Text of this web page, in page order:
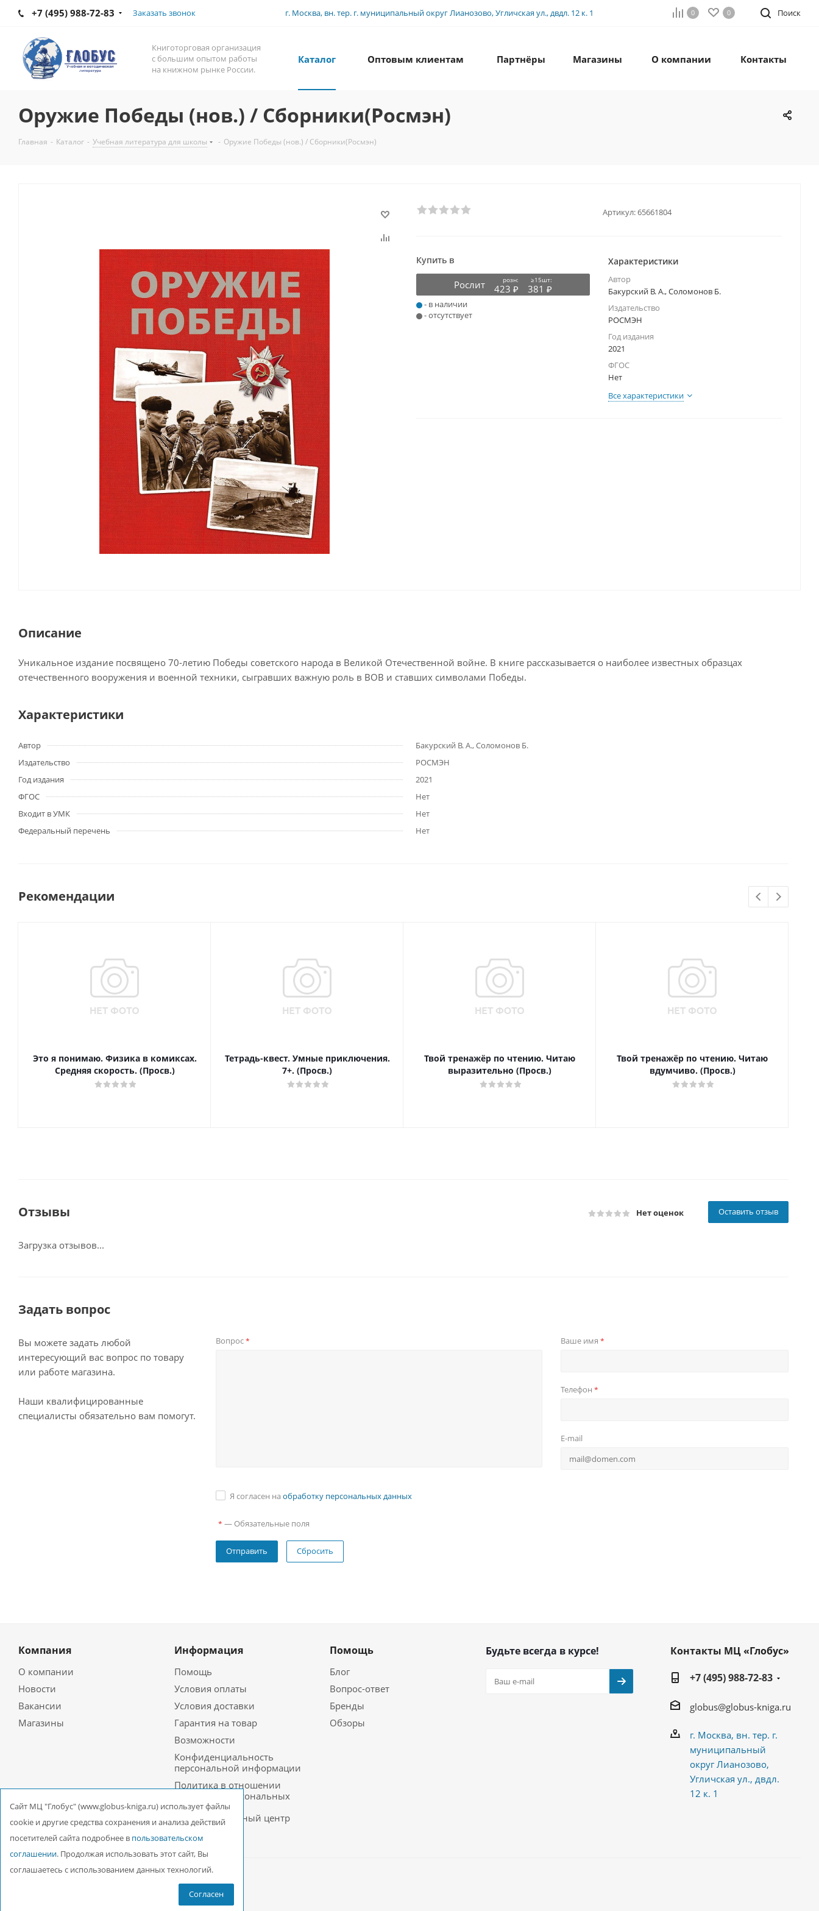
+7 (495) 988-72-83 Заказать звонок г. Москва, вн. тер. г. муниципальный округ Лианозово, Угличская ул., двдл. 12 к. 1 Поиск
0 0
Книготорговая организация
с большим опытом работы
на книжном рынке России.
Каталог Оптовым клиентам Партнёры Магазины О компании Контакты
Оружие Победы (нов.) / Сборники(Росмэн)
Главная - Каталог - Учебная литература для школы - Оружие Победы (нов.) / Сборники(Росмэн)
Артикул:65661804
Купить в
Рослит розн: ≥15шт:
423 ₽ 381 ₽
- в наличии
- отсутствует
Характеристики
Автор
Бакурский В. А., Соломонов Б.
Издательство
РОСМЭН
Год издания
2021
ФГОС
Нет
Все характеристики
Описание
Уникальное издание посвящено 70-летию Победы советского народа в Великой Отечественной войне. В книге рассказывается о наиболее известных образцах
отечественного вооружения и военной техники, сыгравших важную роль в ВОВ и ставших символами Победы.
Характеристики
Автор
Бакурский В. А., Соломонов Б.
Издательство
РОСМЭН
Год издания
2021
ФГОС
Нет
Входит в УМК
Нет
Федеральный перечень
Нет
Рекомендации
Это я понимаю. Физика в комиксах.
Средняя скорость. (Просв.)
Тетрадь-квест. Умные приключения.
7+. (Просв.)
Твой тренажёр по чтению. Читаю
выразительно (Просв.)
Твой тренажёр по чтению. Читаю
вдумчиво. (Просв.)
Отзывы Нет оценок Оставить отзыв
Загрузка отзывов...
Задать вопрос
Вы можете задать любой
интересующий вас вопрос по товару
или работе магазина.
Наши квалифицированные
специалисты обязательно вам помогут.
Вопрос* Ваше имя *
Телефон *
E-mail
Я согласен на обработку персональных данных
* — Обязательные поля
Сбросить
Компания
О компании
Новости
Вакансии
Магазины
Информация
Помощь
Условия оплаты
Условия доставки
Гарантия на товар
Возможности
Конфиденциальность
персональной информации
Политика в отношении
обработки персональных
данных в ООО
Межрегиональный центр
«Глобус»
Помощь
Блог
Вопрос-ответ
Бренды
Обзоры
Будьте всегда в курсе!
Контакты МЦ «Глобус»
+7 (495) 988-72-83
globus@globus-kniga.ru
г. Москва, вн. тер. г.
муниципальный
округ Лианозово,
Угличская ул., двдл.
12 к. 1
2026 © ООО Межрегиональный Центр «Глобус»
Cайт МЦ "Глобус" (www.globus-kniga.ru) использует файлы
cookie и другие средства сохранения и анализа действий
посетителей сайта подробнее в пользовательском
соглашении. Продолжая использовать этот сайт, Вы
соглашаетесь с использованием данных технологий.
Согласен